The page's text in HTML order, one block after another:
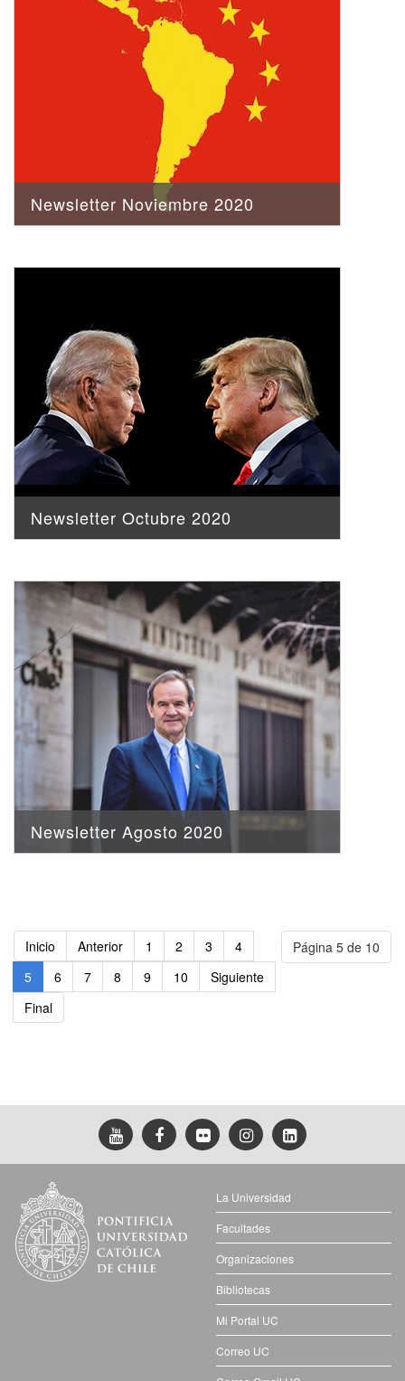
Newsletter Noviembre 2020
Newsletter Octubre 2020
Newsletter Agosto 2020
Página 5 de 10
Inicio Anterior 1 2 3
4
5
6 7 8 9 10
Siguiente
Final
La Universidad
Facultades
Organizaciones
Bibliotecas
Mi Portal UC
Correo UC